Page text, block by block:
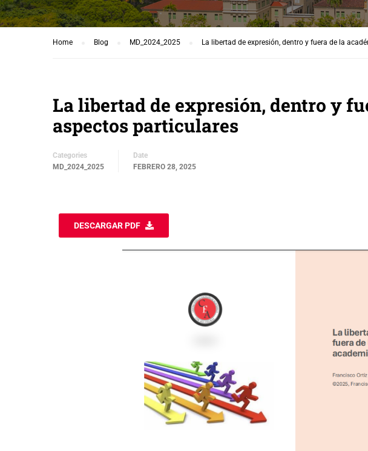
Home Blog MD_2024_2025 La libertad de expresión, dentro y fuera de la
La libertad de expresión, dentro y
aspectos particulares
Categories
MD_2024_2025
Date
FEBRERO 28, 2025
DESCARGAR PDF